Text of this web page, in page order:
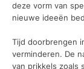
deze vorm van
nieuwe ideeën
Tijd doorbrengen
verminderen. De
van prikkels zoals